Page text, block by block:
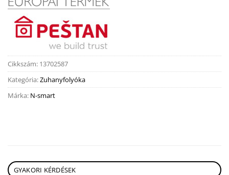
Cikkszám: 13702587
Kategória:Zuhanyfolyóka
Márka: N-smart
GYAKORI KÉRDÉSEK